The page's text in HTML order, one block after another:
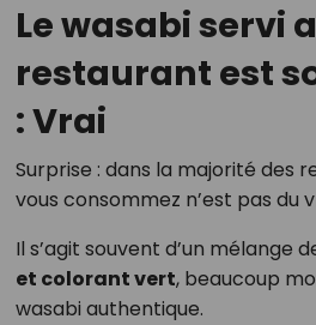
Le wasabi servi
restaurant est
: Vrai
Surprise : dans la majorité des
vous consommez n’est pas du
Il s’agit souvent d’un mélange
et colorant vert, beaucoup
wasabi authentique.